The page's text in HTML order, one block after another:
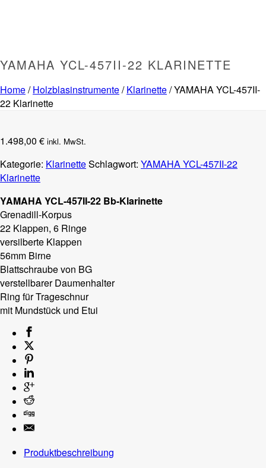
YAMAHA YCL-457II-22 KLARINETTE
Home/Holzblasinstrumente/Klarinette/ YAMAHA YCL-457II-
22 Klarinette
1.498,00 € inkl. MwSt.
Kategorie: KlarinetteSchlagwort: YAMAHA YCL-457II-22
Klarinette
YAMAHA YCL-457II-22 Bb-Klarinette
Grenadill-Korpus
22 Klappen, 6 Ringe
versilberte Klappen
56mm Birne
Blattschraube von BG
verstellbarer Daumenhalter
Ring für Trageschnur
mit Mundstück und Etui
Produktbeschreibung